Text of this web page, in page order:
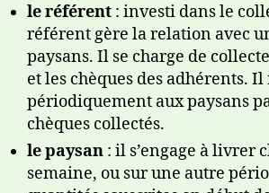
le référent : investi dans le
référent gère la relation avec
paysans. Il se charge de
et les chèques des adhérents.
périodiquement aux paysans
chèques collectés.
le paysan : il s’engage à livrer
semaine, ou sur une autre